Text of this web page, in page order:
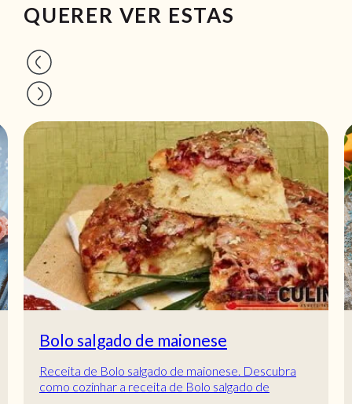
QUERER VER ESTAS
Bolo salgado de maionese
Receita de Bolo salgado de maionese. Descubra
como cozinhar a receita de Bolo salgado de